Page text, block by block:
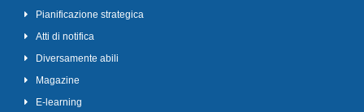
Pianificazione strategica
Atti di notifica
Diversamente abili
Magazine
E-learning